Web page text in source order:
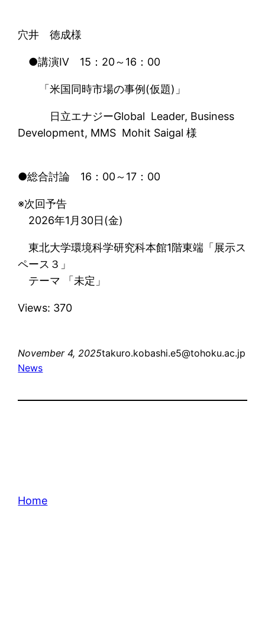
穴井 徳成様
●講演Ⅳ 15：20～16：00
「米国同時市場の事例(仮題)」
日立エナジーGlobal Leader, Business
Development, MMS Mohit Saigal 様
●総合討論 16：00～17：00
※次回予告
2026年1月30日(金)
東北大学環境科学研究科本館1階東端「展示ス
ペース３」
テーマ 「未定」
Views: 370
November 4, 2025takuro.kobashi.e5@tohoku.ac.jp
News
Home